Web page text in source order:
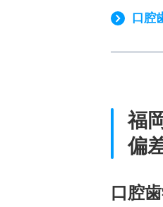
口腔
福
偏
口腔